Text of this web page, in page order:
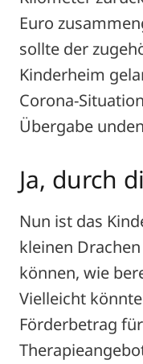
Euro
sollte der
Kinderheim
Corona-
Übergabe
Ja, durch
Nun ist das
kleinen
können, wie
Vielleicht
Förderbetrag